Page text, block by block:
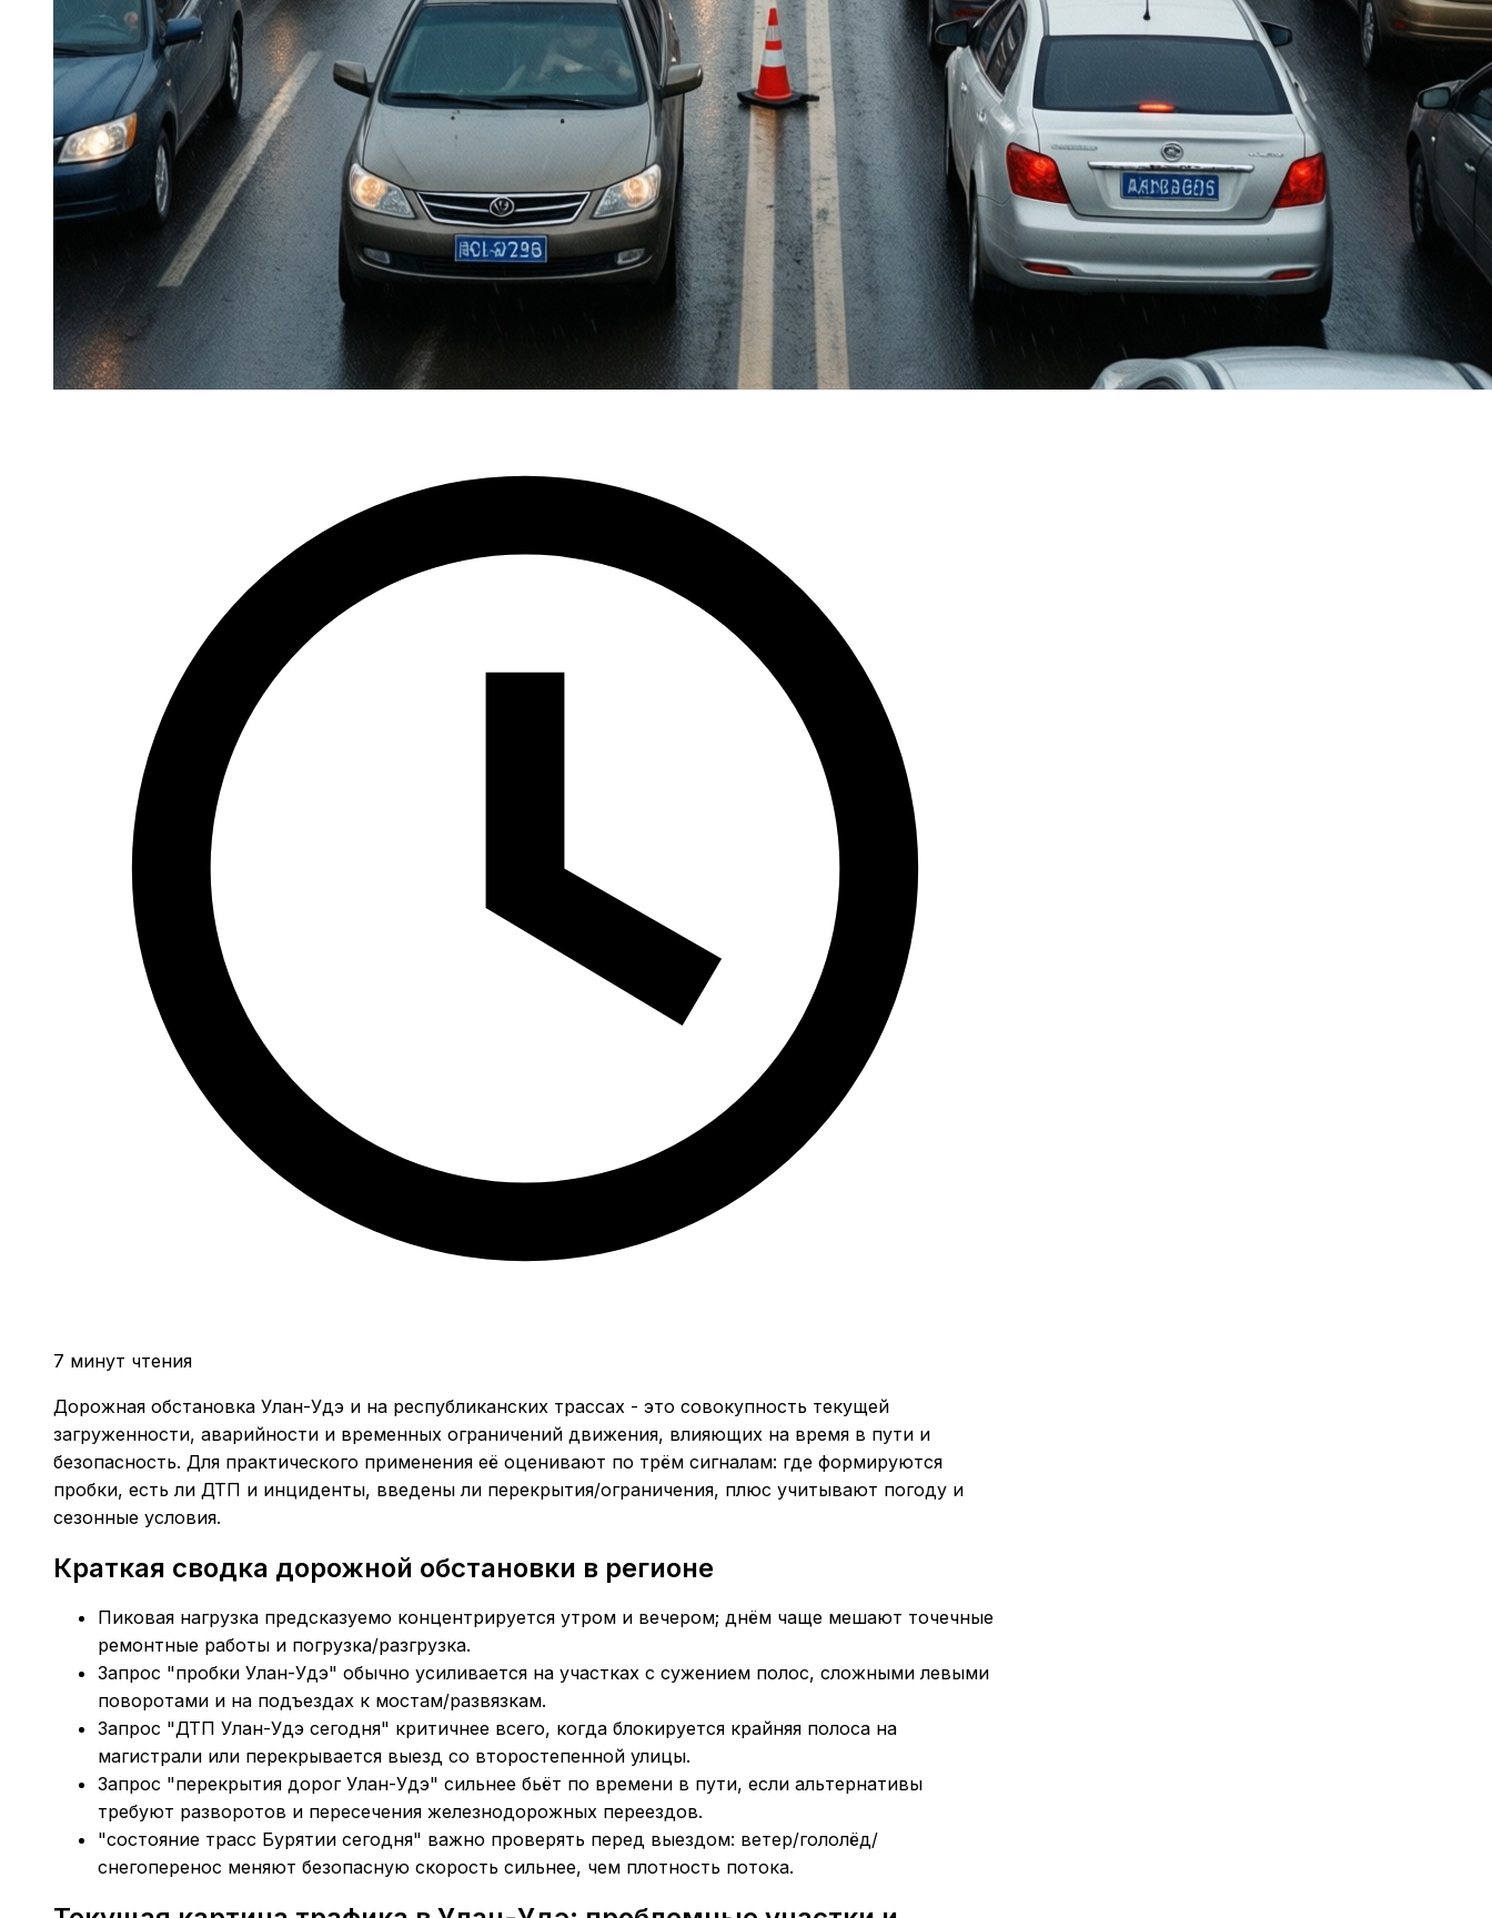
7 минут чтения
Дорожная обстановка Улан-Удэ и на республиканских трассах - это совокупность текущей
загруженности, аварийности и временных ограничений движения, влияющих на время в пути и
безопасность. Для практического применения её оценивают по трём сигналам: где формируются
пробки, есть ли ДТП и инциденты, введены ли перекрытия/ограничения, плюс учитывают погоду и
сезонные условия.
Краткая сводка дорожной обстановки в регионе
Пиковая нагрузка предсказуемо концентрируется утром и вечером; днём чаще мешают точечные
ремонтные работы и погрузка/разгрузка.
Запрос "пробки Улан-Удэ" обычно усиливается на участках с сужением полос, сложными левыми
поворотами и на подъездах к мостам/развязкам.
Запрос "ДТП Улан-Удэ сегодня" критичнее всего, когда блокируется крайняя полоса на
магистрали или перекрывается выезд со второстепенной улицы.
Запрос "перекрытия дорог Улан-Удэ" сильнее бьёт по времени в пути, если альтернативы
требуют разворотов и пересечения железнодорожных переездов.
"состояние трасс Бурятии сегодня" важно проверять перед выездом: ветер/гололёд/
снегоперенос меняют безопасную скорость сильнее, чем плотность потока.